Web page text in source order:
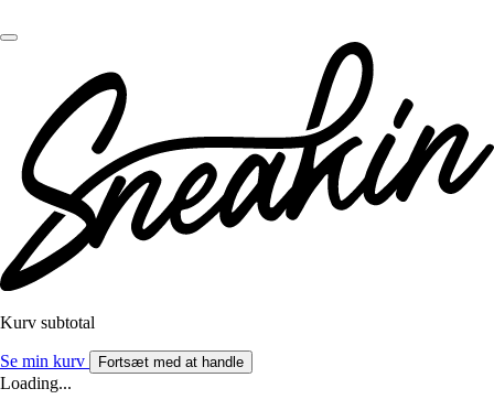
Kurv subtotal
Se min kurv Fortsæt med at handle
Loading...